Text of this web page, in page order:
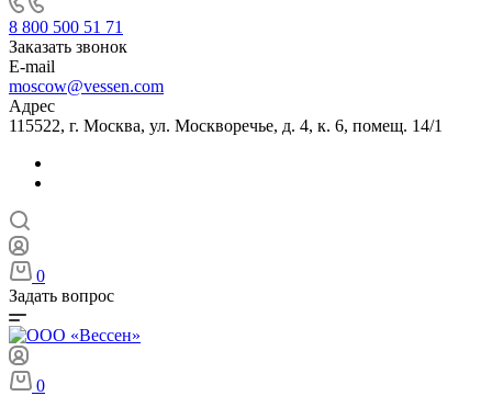
8 800 500 51 71
Заказать звонок
E-mail
moscow@vessen.com
Адрес
115522, г. Москва, ул. Москворечье, д. 4, к. 6, помещ. 14/1
0
Задать вопрос
0